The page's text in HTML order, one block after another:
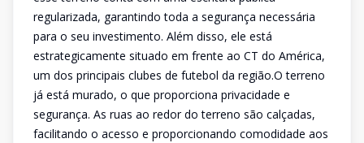
regularizada, garantindo toda a segurança necessária
para o seu investimento. Além disso, ele está
estrategicamente situado em frente ao CT do América,
um dos principais clubes de futebol da região.O terreno
já está murado, o que proporciona privacidade e
segurança. As ruas ao redor do terreno são calçadas,
facilitando o acesso e proporcionando comodidade aos